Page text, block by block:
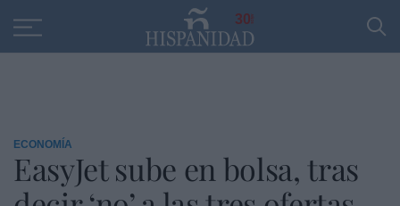
30
ECONOMÍA
EasyJet sube en bolsa, tras